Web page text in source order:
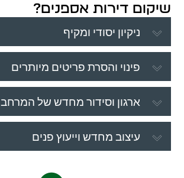
שיקום דירות אספנים?
ניקיון יסודי ומקיף
פינוי והסרת פריטים מיותרים
ארגון וסידור מחדש של המרחב
עיצוב מחדש וייעוץ פנים